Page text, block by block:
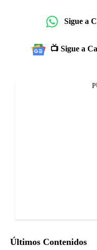
Sigue a
📺 Sigue a
Últimos Contenidos